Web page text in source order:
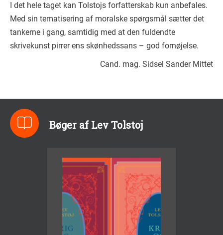
I det hele taget kan Tolstojs forfatterskab kun anbefales.
Med sin tematisering af moralske spørgsmål sætter det
tankerne i gang, samtidig med at den fuldendte
skrivekunst pirrer ens skønhedssans – god fornøjelse.
Cand. mag. Sidsel Sander Mittet
Bøger af Lev Tolstoj